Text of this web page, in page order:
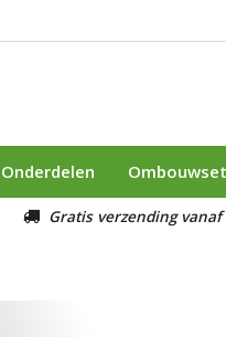
Onderdelen
Gratis verzending vanaf